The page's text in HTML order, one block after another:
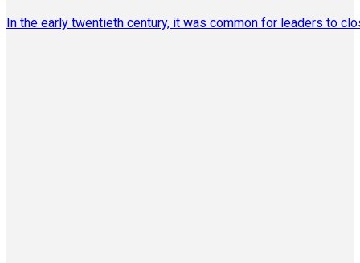
In the early twentieth century, it was common for leaders to